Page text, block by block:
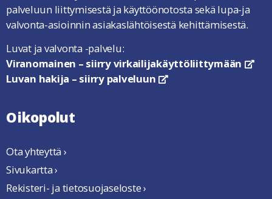
palveluun liittymisestä ja käyttöönotosta sekä lupa-ja
valvonta-asioinnin asiakaslähtöisestä kehittämisestä.
Luvat ja valvonta -palvelu:
Viranomainen – siirry virkailijakäyttöliittymään
Luvan hakija – siirry palveluun linkki avautuu uuteen
Oikopolut
Ota yhteyttä ›
Sivukartta ›
Rekisteri- ja tietosuojaseloste ›